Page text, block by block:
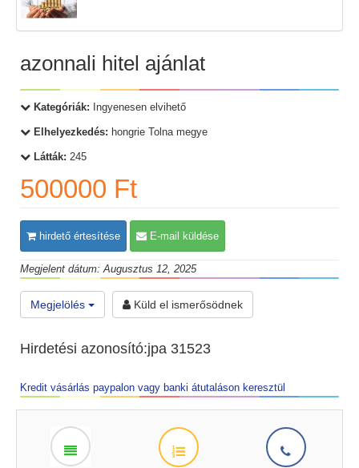
azonnali hitel ajánlat
Kategóriák: Ingyenesen elvihető
Elhelyezkedés: hongrie Tolna megye
Látták: 245
500000 Ft
hirdető értesítése E-mail küldése
Megjelent dátum: Augusztus 12, 2025
Megjelölés Küld el ismerősödnek
Hirdetési azonosító:jpa 31523
Kredit vásárlás paypalon vagy banki átutaláson keresztül